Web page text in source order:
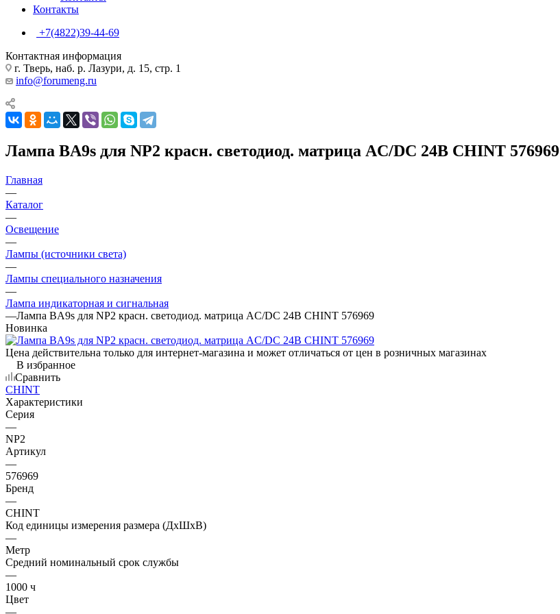
Контакты
+7(4822)39-44-69
Контактная информация
г. Тверь, наб. р. Лазури, д. 15, стр. 1
info@forumeng.ru
Лампа BA9s для NP2 красн. светодиод. матрица AC/DC 24В CHINT 576969
Главная
—
Каталог
—
Освещение
—
Лампы (источники света)
—
Лампы специального назначения
—
Лампа индикаторная и сигнальная
—Лампа BA9s для NP2 красн. светодиод. матрица AC/DC 24В CHINT 576969
Новинка
Цена действительна только для интернет-магазина и может отличаться от цен в розничных магазинах
В избранное
Сравнить
CHINT
Характеристики
Серия
—
NP2
Артикул
—
576969
Бренд
—
CHINT
Код единицы измерения размера (ДхШхВ)
—
Метр
Средний номинальный срок службы
—
1000 ч
Цвет
—